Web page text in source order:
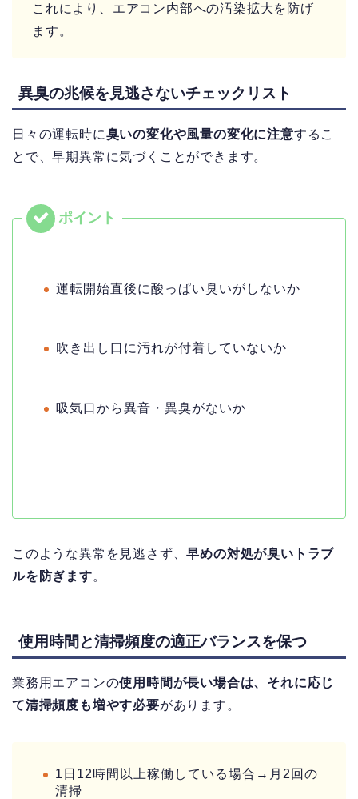
これにより、エアコン内部への汚染拡大を防げ
ます。
異臭の兆候を見逃さないチェックリスト
日々の運転時に臭いの変化や風量の変化に注意するこ
とで、早期異常に気づくことができます。
運転開始直後に酸っぱい臭いがしないか
吹き出し口に汚れが付着していないか
吸気口から異音・異臭がないか
このような異常を見逃さず、早めの対処が臭いトラブ
ルを防ぎます。
使用時間と清掃頻度の適正バランスを保つ
業務用エアコンの使用時間が長い場合は、それに応じ
て清掃頻度も増やす必要があります。
1日12時間以上稼働している場合→月2回の
清掃